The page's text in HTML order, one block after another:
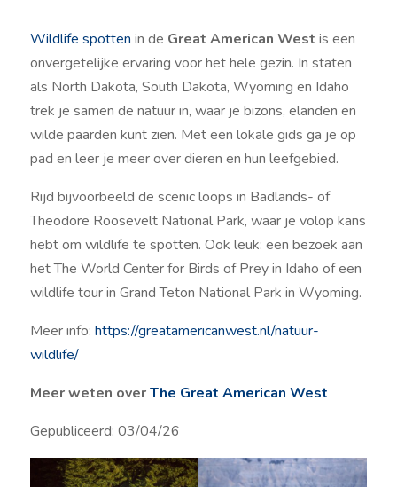
Wildlife spotten in de Great American West is een
onvergetelijke ervaring voor het hele gezin. In staten
als North Dakota, South Dakota, Wyoming en Idaho
trek je samen de natuur in, waar je bizons, elanden en
wilde paarden kunt zien. Met een lokale gids ga je op
pad en leer je meer over dieren en hun leefgebied.
Rijd bijvoorbeeld de scenic loops in Badlands- of
Theodore Roosevelt National Park, waar je volop kans
hebt om wildlife te spotten. Ook leuk: een bezoek aan
het The World Center for Birds of Prey in Idaho of een
wildlife tour in Grand Teton National Park in Wyoming.
Meer info: https://greatamericanwest.nl/natuur-
wildlife/
Meer weten overThe Great American West
Gepubliceerd: 03/04/26